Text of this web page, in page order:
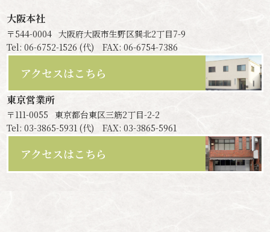
大阪本社
〒544-0004 大阪府大阪市生野区巽北2丁目7-9
Tel: 06-6752-1526 (代) FAX: 06-6754-7386
アクセスはこちら
東京営業所
〒111-0055
東京都台東区三筋2丁目-2-2
Tel: 03-3865-5931 (代) FAX: 03-3865-5961
アクセスはこちら